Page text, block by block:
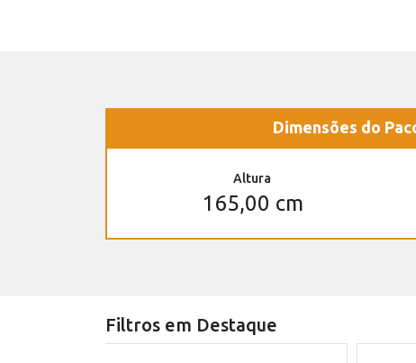
Dimensões do
Altura
165,00 cm
Filtros em Destaque